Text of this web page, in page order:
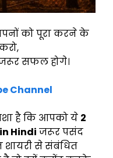
को पूरा करने के
सफल होगे।
Channel
है कि आपको ये 2
Hindi जरूर पसंद
से संबंधित